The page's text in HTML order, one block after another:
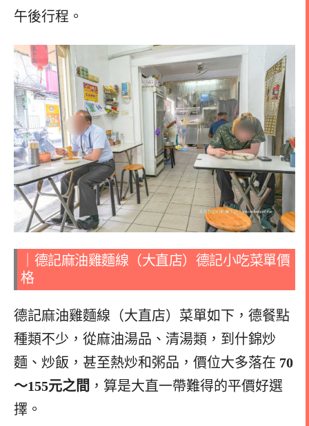
午後行程。
｜德記麻油雞麵線（大直店）德記小吃菜單價
格
德記麻油雞麵線（大直店）菜單如下，德餐點
種類不少，從麻油湯品、清湯類，到什錦炒
麵、炒飯，甚至熱炒和粥品，價位大多落在 70
～155元之間 ，算是大直一帶難得的平價好選
擇。